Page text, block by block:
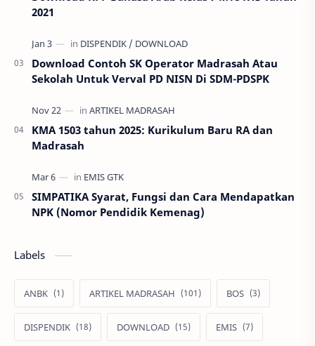
2021
Download Contoh SK Operator Madrasah Atau
Sekolah Untuk Verval PD NISN Di SDM-PDSPK
KMA 1503 tahun 2025: Kurikulum Baru RA dan
Madrasah
SIMPATIKA Syarat, Fungsi dan Cara Mendapatkan
NPK (Nomor Pendidik Kemenag)
Labels
ANBK ARTIKEL MADRASAH BOS
DISPENDIK DOWNLOAD EMIS